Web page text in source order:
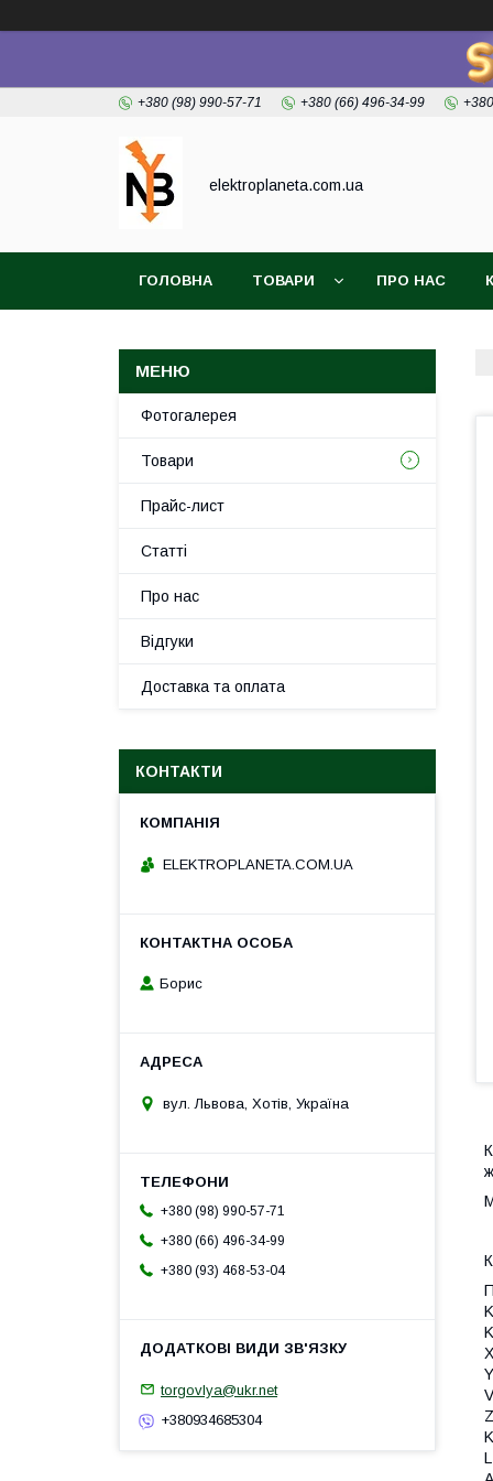
+380 (98) 990-57-71 +380 (66) 496-34-99
elektroplaneta.com.ua
ГОЛОВНА ТОВАРИ ПРО НАС
Фотогалерея
Товари
Прайс-лист
Статті
Про нас
Відгуки
Доставка та оплата
КОНТАКТИ
ELEKTROPLANETA.COM.UA
Борис
вул. Львова, Хотів, Україна
+380 (98) 990-57-71
+380 (66) 496-34-99
+380 (93) 468-53-04
torgovlya@ukr.net
+380934685304